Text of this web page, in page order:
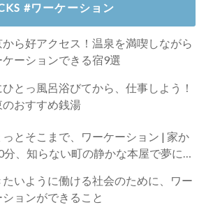
#ワーケーション
から好アクセス！温泉を満喫しながら
ケーションできる宿9選
とっ風呂浴びてから、仕事しよう！
のおすすめ銭湯
っとそこまで、ワーケーション | 家か
分、知らない町の静かな本屋で夢に近
たいように働ける社会のために、ワー
ョンができること